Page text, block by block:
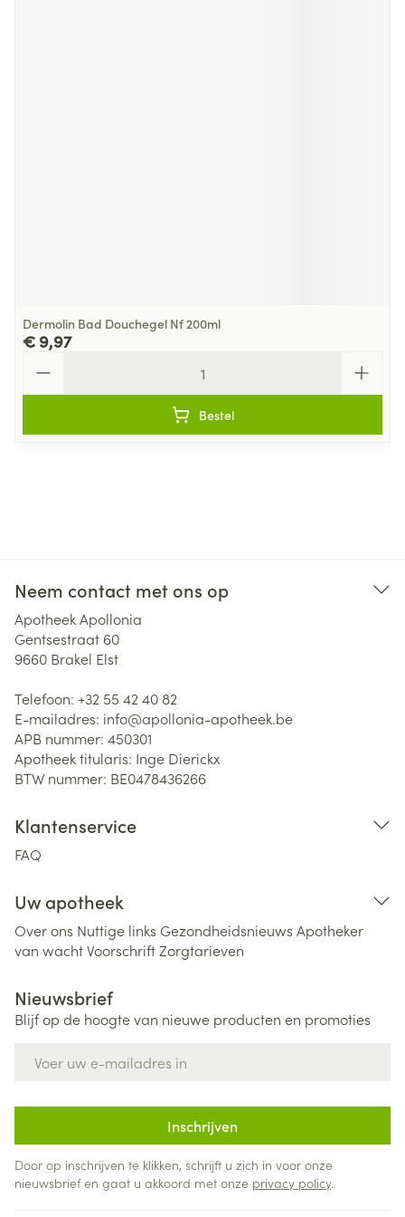
Dermolin Bad Douchegel Nf 200ml
€ 9,97
Bestel
Neem contact met ons op
Apotheek Apollonia
Gentsestraat 60
9660 Brakel Elst
Telefoon: +32 55 42 40 82
E-mailadres: info@apollonia-apotheek.be
APB nummer: 450301
Apotheek titularis: Inge Dierickx
BTW nummer: BE0478436266
Klantenservice
FAQ
Uw apotheek
Over ons Nuttige links Gezondheidsnieuws Apotheker
van wachtVoorschriftZorgtarieven
Nieuwsbrief
Blijf op de hoogte van nieuwe producten en promoties
Inschrijven
Door op inschrijven te klikken, schrijft u zich in voor onze
nieuwsbrief en gaat u akkoord met onze privacy policy.